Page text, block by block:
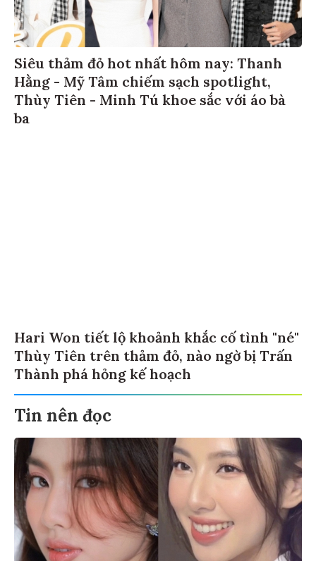
Siêu thảm đỏ hot nhất hôm nay: Thanh
Hằng - Mỹ Tâm chiếm sạch spotlight,
Thùy Tiên - Minh Tú khoe sắc với áo bà
ba
Hari Won tiết lộ khoảnh khắc cố tình "né"
Thùy Tiên trên thảm đỏ, nào ngờ bị Trấn
Thành phá hỏng kế hoạch
Tin nên đọc